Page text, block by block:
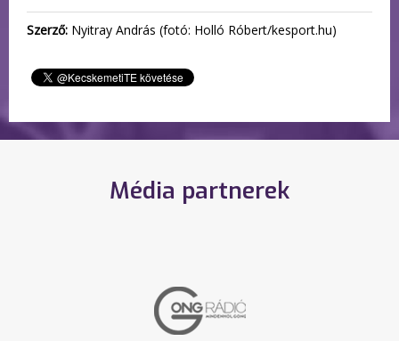
Szerző: Nyitray András (fotó: Holló Róbert/kesport.hu)
Média partnerek